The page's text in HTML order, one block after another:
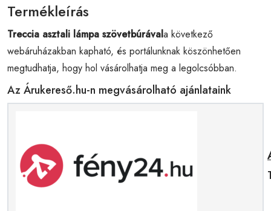
Termékleírás
Treccia asztali lámpa szövetbúrávala következő
webáruházakban kapható, és portálunknak köszönhetően
megtudhatja, hogy hol vásárolhatja meg a legolcsóbban.
Az Árukereső.hu-n megvásárolható ajánlataink